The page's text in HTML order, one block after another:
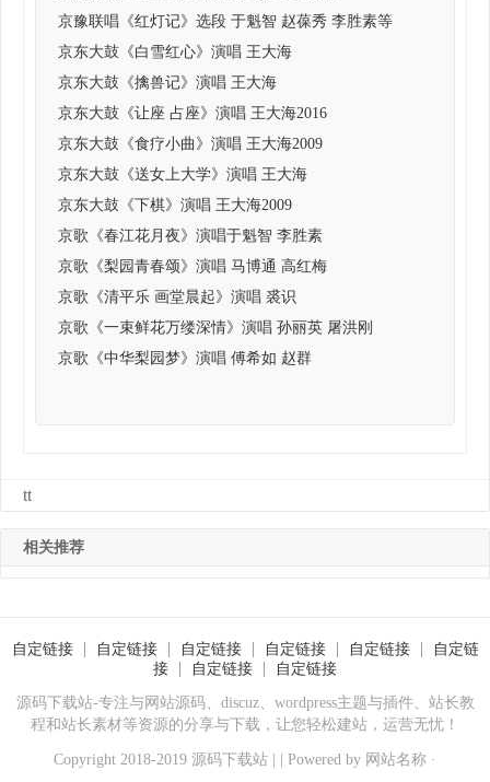
京豫联唱《红灯记》选段 于魁智 赵葆秀 李胜素等
京东大鼓《白雪红心》演唱 王大海
京东大鼓《擒兽记》演唱 王大海
京东大鼓《让座 占座》演唱 王大海2016
京东大鼓《食疗小曲》演唱 王大海2009
京东大鼓《送女上大学》演唱 王大海
京东大鼓《下棋》演唱 王大海2009
京歌《春江花月夜》演唱于魁智 李胜素
京歌《梨园青春颂》演唱 马博通 高红梅
京歌《清平乐 画堂晨起》演唱 裘识
京歌《一束鲜花万缕深情》演唱 孙丽英 屠洪刚
京歌《中华梨园梦》演唱 傅希如 赵群
tt
相关推荐
自定链接 自定链接 自定链接 自定链接 自定链接
自定链
接
自定链接 自定链接
源码下载站-专注与网站源码、discuz、wordpress主题与插件、站长教
程和站长素材等资源的分享与下载，让您轻松建站，运营无忧！
Copyright 2018-2019 源码下载站 | | Powered by 网站名称 ·